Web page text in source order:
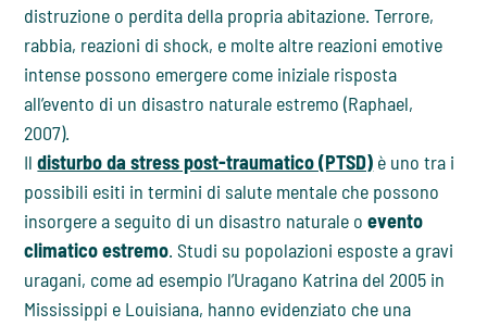
distruzione o perdita della propria abitazione. Terrore,
rabbia, reazioni di shock, e molte altre reazioni emotive
intense possono emergere come iniziale risposta
all’evento di un disastro naturale estremo (Raphael,
2007).
Ildisturbo da stress post-traumatico (PTSD) è uno tra i
possibili esiti in termini di salute mentale che possono
insorgere a seguito di un disastro naturale oevento
climatico estremo. Studi su popolazioni esposte a gravi
uragani, come ad esempio l’Uragano Katrina del 2005 in
Mississippi e Louisiana, hanno evidenziato che una